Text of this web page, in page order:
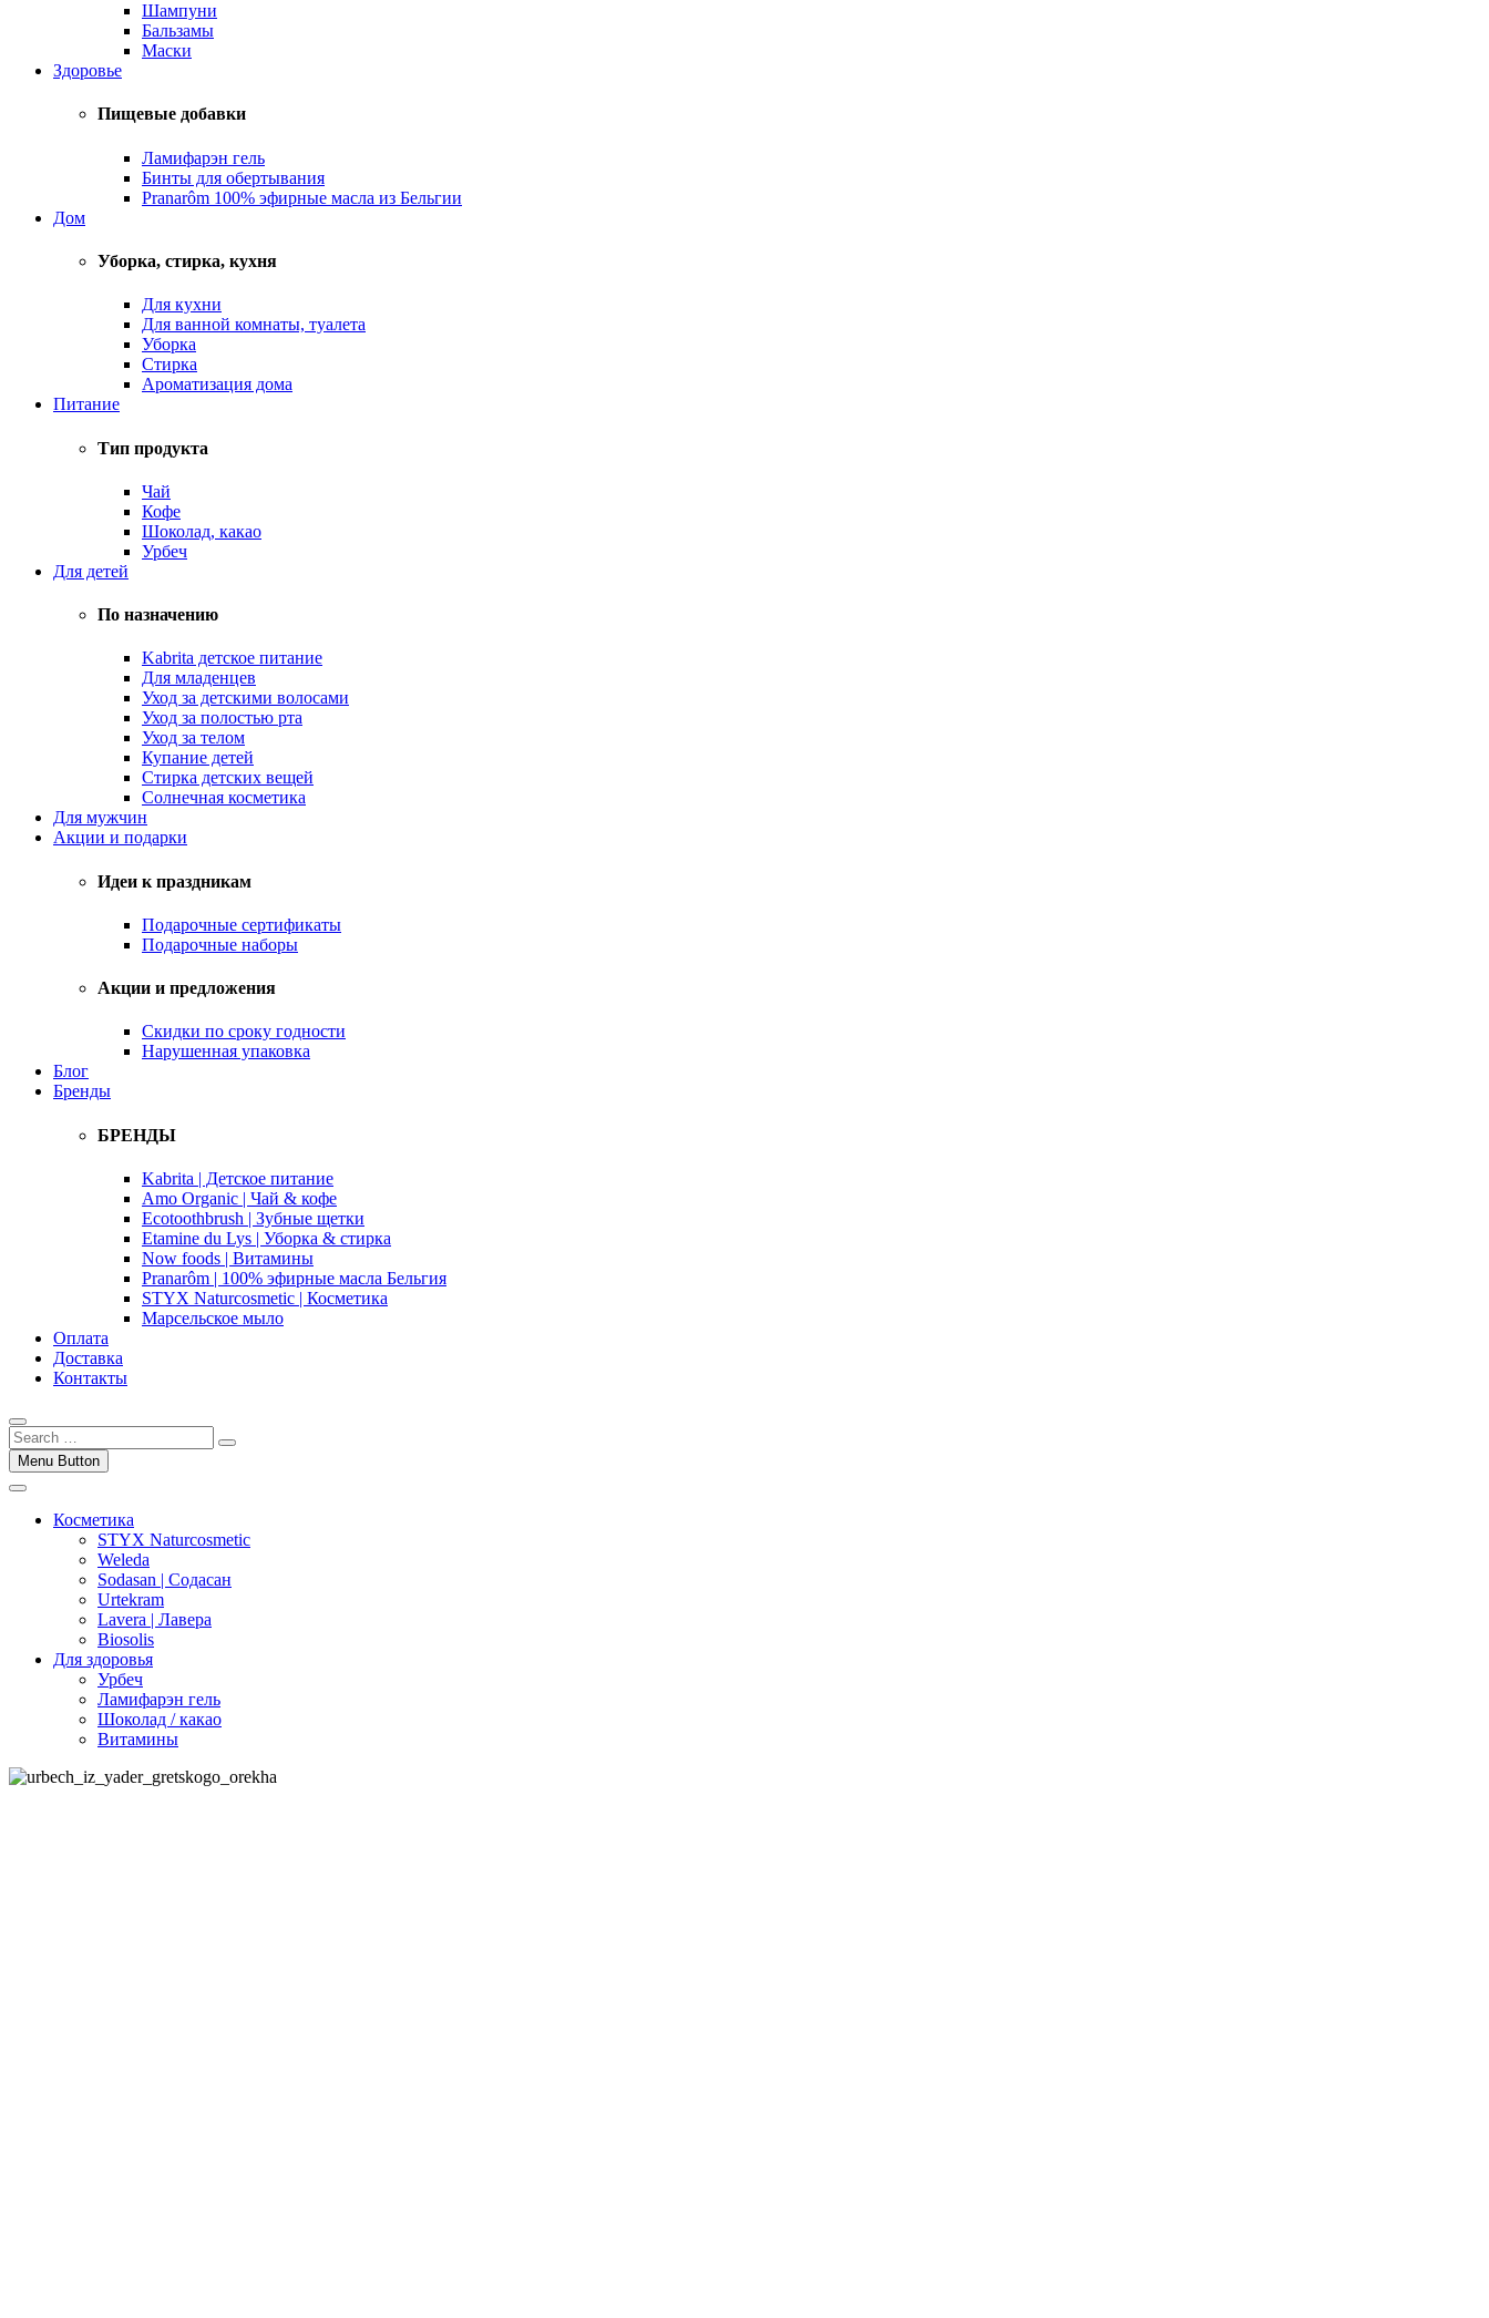
Шампуни
Бальзамы
Маски
Здоровье
Пищевые добавки
Ламифарэн гель
Бинты для обертывания
Pranarôm 100% эфирные масла из Бельгии
Дом
Уборка, стирка, кухня
Для кухни
Для ванной комнаты, туалета
Уборка
Стирка
Ароматизация дома
Питание
Тип продукта
Чай
Кофе
Шоколад, какао
Урбеч
Для детей
По назначению
Kabrita детское питание
Для младенцев
Уход за детскими волосами
Уход за полостью рта
Уход за телом
Купание детей
Стирка детских вещей
Солнечная косметика
Для мужчин
Акции и подарки
Идеи к праздникам
Подарочные сертификаты
Подарочные наборы
Акции и предложения
Скидки по сроку годности
Нарушенная упаковка
Блог
Бренды
БРЕНДЫ
Kabrita | Детское питание
Amo Organic | Чай & кофе
Ecotoothbrush | Зубные щетки
Etamine du Lys | Уборка & стирка
Now foods | Витамины
Pranarôm | 100% эфирные масла Бельгия
STYX Naturcosmetic | Косметика
Марсельское мыло
Оплата
Доставка
Контакты
Menu Button
Косметика
STYX Naturcosmetic
Weleda
Sodasan | Содасан
Urtekram
Lavera | Лавера
Biosolis
Для здоровья
Урбеч
Ламифарэн гель
Шоколад / какао
Витамины